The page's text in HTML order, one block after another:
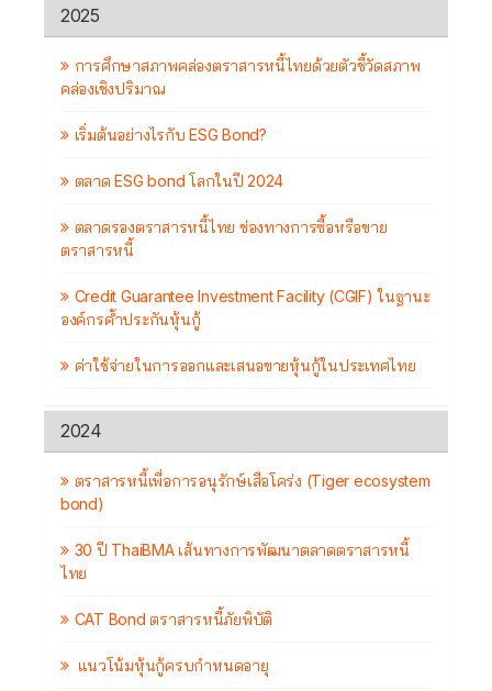
2025
การศึกษาสภาพคล่องตราสารหนี้ไทยด้วยตัวชี้วัดสภาพ
คล่องเชิงปริมาณ
เริ่มต้นอย่างไรกับ ESG Bond?
ตลาด ESG bond โลกในปี 2024
ตลาดรองตราสารหนี้ไทย ช่องทางการซื้อหรือขาย
ตราสารหนี้
Credit Guarantee Investment Facility (CGIF) ในฐานะ
องค์กรค้ำประกันหุ้นกู้
ค่าใช้จ่ายในการออกและเสนอขายหุ้นกู้ในประเทศไทย
2024
ตราสารหนี้เพื่อการอนุรักษ์เสือโคร่ง (Tiger ecosystem
bond)
30 ปี ThaiBMA เส้นทางการพัฒนาตลาดตราสารหนี้
ไทย
CAT Bond ตราสารหนี้ภัยพิบัติ
แนวโน้มหุ้นกู้ครบกำหนดอายุ